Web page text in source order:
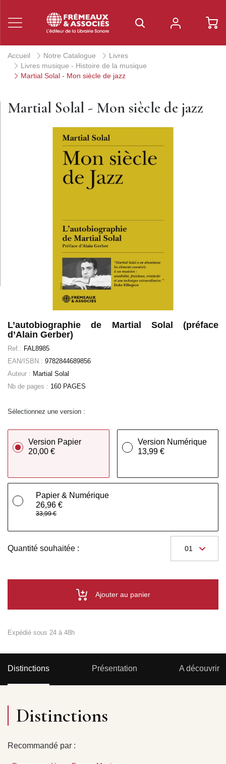
Accueil Notre Catalogue
Livres
Livres musique - Histoire de la musique
Martial Solal - Mon siècle de jazz
Martial Solal - Mon siècle de jazz
L’autobiographie de Martial Solal (préface
d’Alain Gerber)
Ref.: FAL8985
EAN/ISBN : 9782844689856
Auteur : Martial Solal
Nb de pages : 160 PAGES
Sélectionnez une version :
Version Papier
20,00 €
Version Numérique
13,99 €
Papier & Numérique
26,96 €
33,99 €
Quantité souhaitée :
Ajouter au panier
Expédié sous 24 à 48h
Distinctions Présentation A découvrir
Distinctions
Recommandé par :